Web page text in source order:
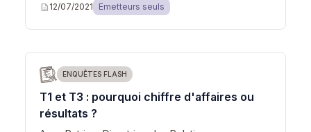
description 12/07/2021 Emetteurs seuls
ENQUÊTES FLASH
T1 et T3 : pourquoi chiffre d'affaires ou
résultats ?